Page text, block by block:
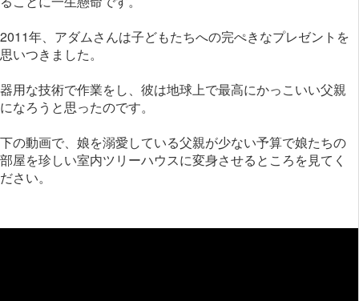
2011年、アダムさんは子どもたちへの完ぺきなプレゼントを
思いつきました。
器用な技術で作業をし、彼は地球上で最高にかっこいい父親
になろうと思ったのです。
下の動画で、娘を溺愛している父親が少ない予算で娘たちの
部屋を珍しい室内ツリーハウスに変身させるところを見てく
ださい。